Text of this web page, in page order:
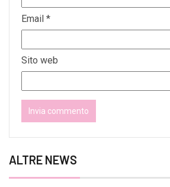
Email *
Sito web
ALTRE NEWS